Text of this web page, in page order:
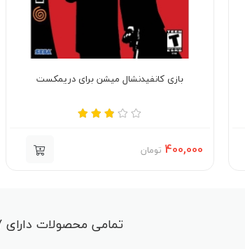
بازی کانفیدنشال میشن برای دریمکست
400,000 تومان
تمامی محصولات دارای 7 روز مهلت تست هستند.